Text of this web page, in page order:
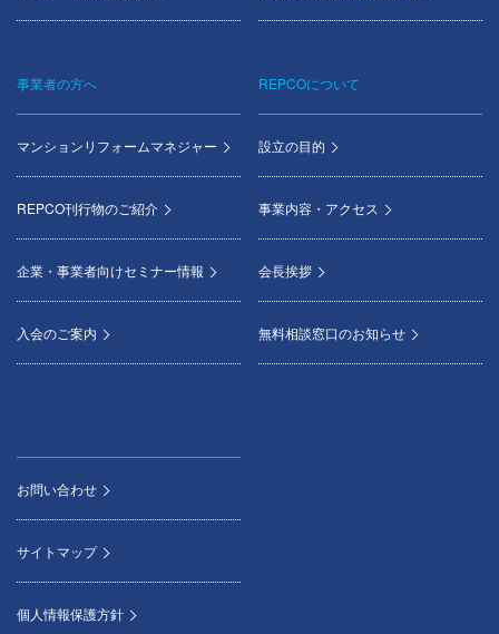
事業者の方へ
マンションリフォームマネジャー
REPCO刊行物のご紹介
企業・事業者向けセミナー情報
入会のご案内
REPCOについて
設立の目的
事業内容・アクセス
会長挨拶
無料相談窓口のお知らせ
お問い合わせ
サイトマップ
個人情報保護方針